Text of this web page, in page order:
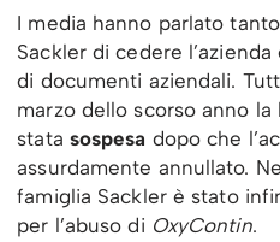
I media hanno parlato
Sackler di cedere
di documenti aziendali.
marzo dello scorso anno la
stata sospesa dopo che
assurdamente annullato.
famiglia Sackler è stato
per l’abuso di OxyContin.